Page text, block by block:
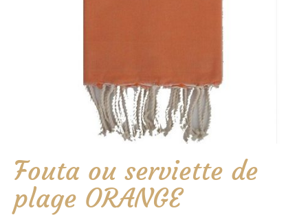
Fouta ou serviette de
plage ORANGE